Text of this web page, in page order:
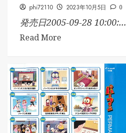
phi72110 2023年10月5日 0
発売日2005-09-28 10:00:...
Read More